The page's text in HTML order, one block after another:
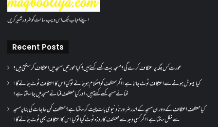
اپنے احباب تک اس ویب سائٹ کو ضرور شئیر کریں
Recent Posts
عورت کس جگہ پر اعتکاف کرے گی؟مسجد بیت کسے کہتے ہیں؟کیا عورتیں مسجد میں اعتکاف کر سکتی ہیں؟
کیا بیہوش ہونے سے اعتکاف ٹوٹ جاتا ہے؟ اگر معتکف کو احتلام ہو جائے تو کیا اس کا اعتکاف ٹوٹ جائے گا؟
فنائے مسجد کسے کہتے ہیں ، اور کیا معتکف فنائے مسجد میں جا سکتا ہے؟
کیا معتکف اعتکاف کے دوران مسجد کے اندر ضرورتاً دنیوی بات چیت کر سکتا ہے؟معتکف کن حاجات کی بنا پر مسجد
سے نکل سکتا ہے؟ اگر کسی وجہ سے معتکف کا روزہ ٹوٹ گیا تو کیا اس کا اعتکاف بھی ٹوٹ جائے گا؟